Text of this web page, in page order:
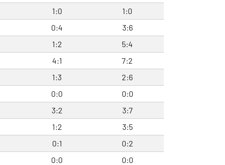
1:0
1:0
0:4
3:6
1:2
5:4
4:1
7:2
1:3
2:6
0:0
0:0
3:2
3:7
1:2
3:5
0:1
0:2
0:0
0:0